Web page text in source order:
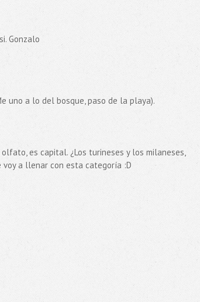
Gonzalo
uno a lo del bosque, paso de la playa).
es capital. ¿Los turineses y los milaneses,
voy a llenar con esta categoría :D